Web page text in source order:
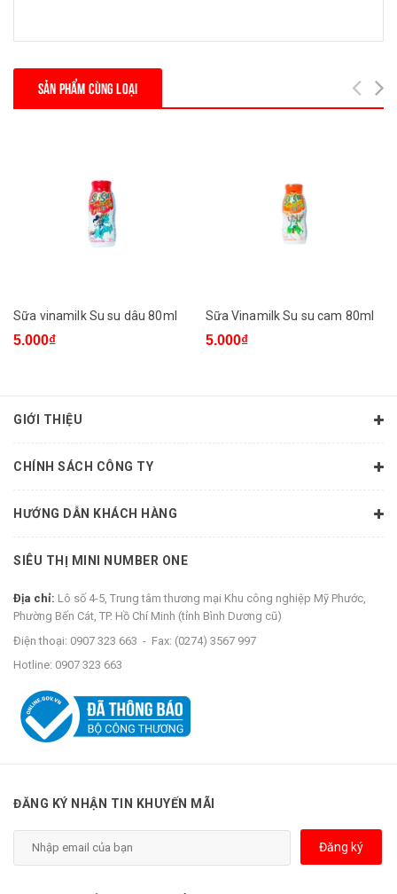
SẢN PHẨM CÙNG LOẠI
Sữa vinamilk Su su dâu 80ml
5.000₫
Sữa Vinamilk Su su cam 80ml
5.000₫
GIỚI THIỆU
CHÍNH SÁCH CÔNG TY
HƯỚNG DẪN KHÁCH HÀNG
SIÊU THỊ MINI NUMBER ONE
Địa chỉ: Lô số 4-5, Trung tâm thương mại Khu công nghiệp Mỹ Phước,
Phường Bến Cát, TP. Hồ Chí Minh (tỉnh Bình Dương cũ)
Điện thoại: 0907 323 663 - Fax: (0274) 3567 997
Hotline: 0907 323 663
ĐĂNG KÝ NHẬN TIN KHUYẾN MÃI
Đăng ký